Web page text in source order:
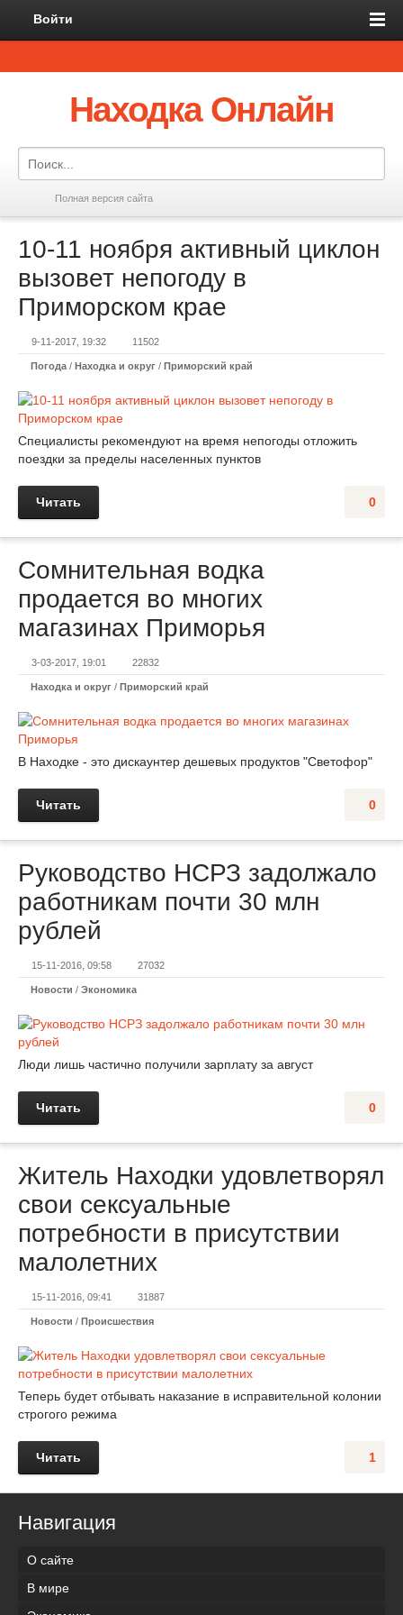
Войти
Находка Онлайн
Полная версия сайта
10-11 ноября активный циклон
вызовет непогоду в
Приморском крае
9-11-2017, 19:32 11502
Погода / Находка и округ / Приморский край
Специалисты рекомендуют на время непогоды отложить
поездки за пределы населенных пунктов
0
Читать
Сомнительная водка
продается во многих
магазинах Приморья
3-03-2017, 19:01 22832
Находка и округ / Приморский край
В Находке - это дискаунтер дешевых продуктов "Светофор"
0
Читать
Руководство НСРЗ задолжало
работникам почти 30 млн
рублей
15-11-2016, 09:58 27032
Новости / Экономика
Люди лишь частично получили зарплату за август
0
Читать
Житель Находки удовлетворял
свои сексуальные
потребности в присутствии
малолетних
15-11-2016, 09:41 31887
Новости / Происшествия
Теперь будет отбывать наказание в исправительной колонии
строгого режима
1
Читать
Навигация
О сайте
В мире